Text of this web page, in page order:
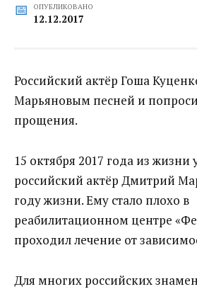
ОПУБЛИКОВАНО
12.12.2017
Российский актёр Гоша
Марьяновым песней и
прощения.
15 октября 2017 года из
российский актёр Дмитрий
году жизни. Ему стало плохо в
реабилитационном центре
проходил лечение от
Для многих российских